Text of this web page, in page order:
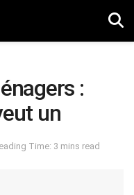
:
un
Time: 3 mins read